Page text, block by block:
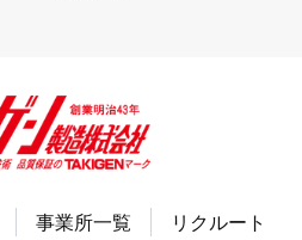
事業所一覧 リクルート